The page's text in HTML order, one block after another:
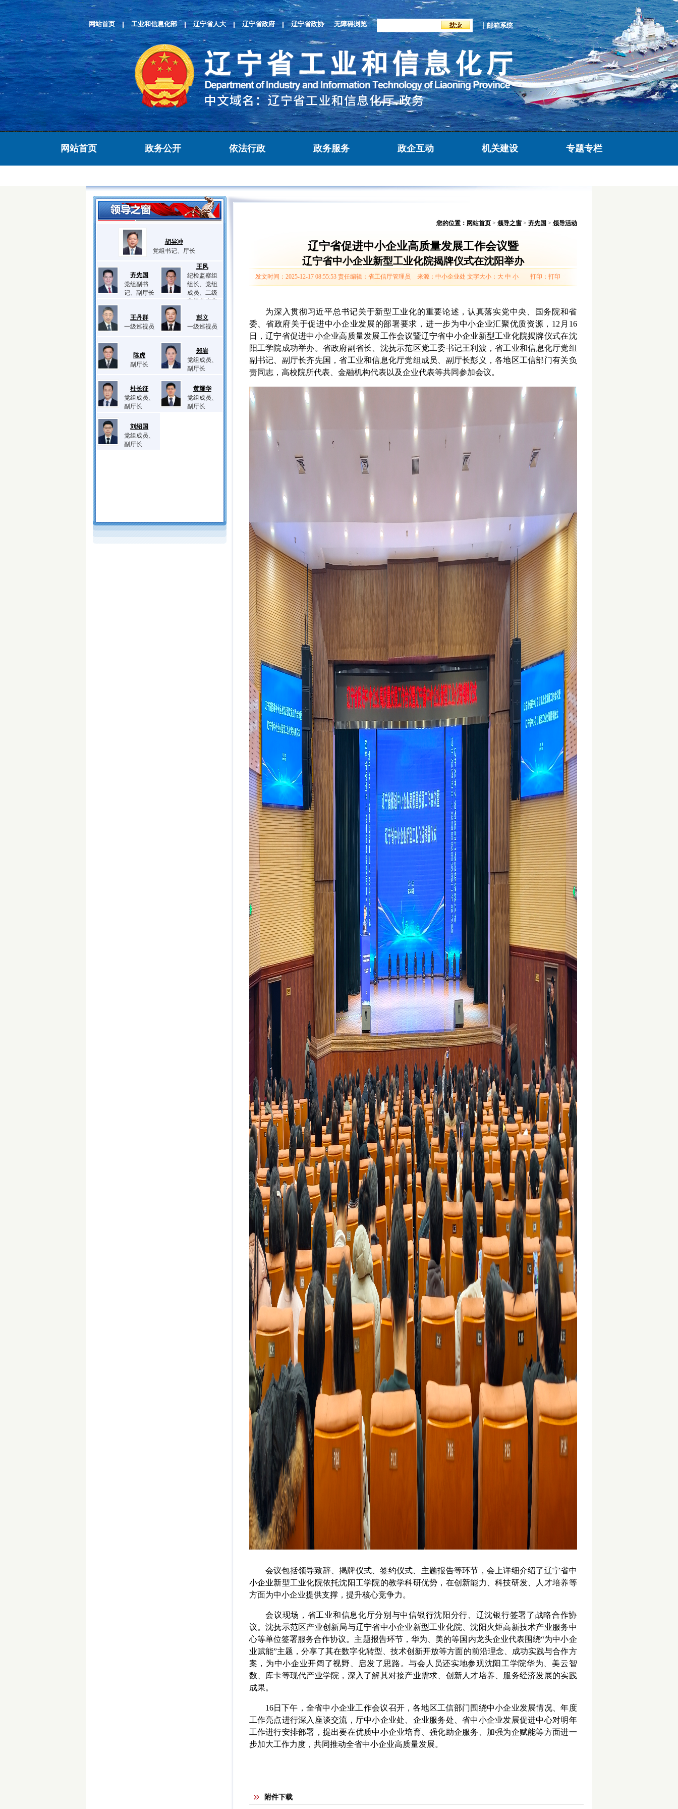
网站首页 工业和信息化部 辽宁省人大 辽宁省政府 辽宁省政协 无障碍浏览 | 邮箱系统
网站首页 政务公开 依法行政 政务服务 政企互动 机关建设 专题专栏
胡异冲
党组书记、厅长
齐先国
党组副书
记、副厅长
王风
纪检监察组
组长、党组
成员、二级
高级监察官
王丹群
一级巡视员
彭义
一级巡视员
陈虎
副厅长
郑岩
党组成员、
副厅长
杜长征
党组成员、
副厅长
黄耀华
党组成员、
副厅长
刘绍国
党组成员、
副厅长
您的位置： 网站首页> 领导之窗>齐先国 > 领导活动
辽宁省促进中小企业高质量发展工作会议暨
辽宁省中小企业新型工业化院揭牌仪式在沈阳举办
发文时间：2025-12-17 08:55:53 责任编辑：省工信厅管理员 来源：中小企业处 文字大小： 大 中 小 打印： 打印
为深入贯彻习近平总书记关于新型工业化的重要论述，认真落实党中央、国务院和省
委、省政府关于促进中小企业发展的部署要求， 进一步为中小企业汇聚优质资源， 12 月 16
日，辽宁省促进中小企业高质量发展工作会议暨辽宁省中小企业新型工业化院揭牌仪式在沈
阳工学院成功举办。 省政府副省长、沈抚示范区党工委书记王利波，省工业和信息化厅党组
副书记、副厅长齐先国，省工业和信息化厅党组成员、副厅长彭义，各地区工信部门有关负
责同志，高校院所代表、金融机构代表以及企业代表等共同参加会议。
会议包括领导致辞、揭牌仪式、签约仪式、主题报告等环节，会上详细介绍了辽宁省中
小企业新型工业化院依托沈阳工学院的教学科研优势，在创新能力、科技研发、人才培养等
方面为中小企业提供支撑，提升核心竞争力。
会议现场，省工业和信息化厅分别与中信银行沈阳分行、辽沈银行签署了战略合作协
议。沈抚示范区产业创新局与辽宁省中小企业新型工业化院、沈阳火炬高新技术产业服务中
心等单位签署服务合作协议。 主题报告环节，华为、美的等国内龙头企业代表围绕“为中小企
业赋能”主题，分享了其在数字化转型、技术创新开放等方面的前沿理念、成功实践与合作方
案，为中小企业开阔了视野、启发了思路。与会人员还实地参观沈阳工学院华为、美云智
数、库卡等现代产业学院， 深入了解其对接产业需求、创新人才培养、服务经济发展的实践
成果。
16日下午，全省中小企业工作会议召开，各地区工信部门 围绕中小企业发展情况、年度
工作亮点进行深入座谈交流 ， 厅中小企业处、企业服务处、省中小企业发展促进中心对明年
工作进行安排部署 ，提出要在优质中小企业培育、强化助企服务、加强为企赋能等方面进一
步加大工作力度， 共同推动全省中小企业高质量发展。
附件下载